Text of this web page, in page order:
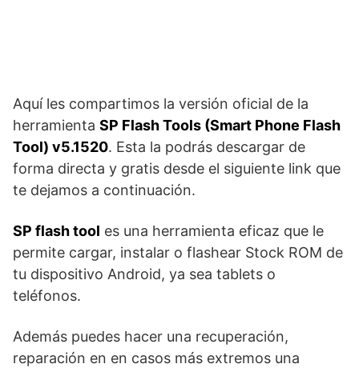
Aquí les compartimos la versión oficial de la
herramienta SP Flash Tools (Smart Phone Flash
Tool) v5.1520. Esta la podrás descargar de
forma directa y gratis desde el siguiente link que
te dejamos a continuación.
SP flash tool es una herramienta eficaz que le
permite cargar, instalar o flashear Stock ROM de
tu dispositivo Android, ya sea tablets o
teléfonos.
Además puedes hacer una recuperación,
reparación en en casos más extremos una